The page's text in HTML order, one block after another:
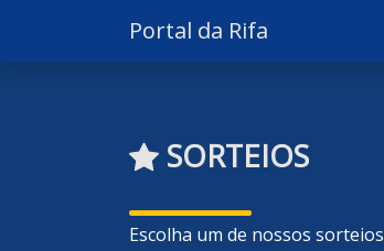
Portal da Rifa
SORTEIOS
Escolha um de nossos sorteios